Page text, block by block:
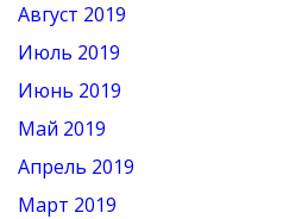
Август 2019
Июль 2019
Июнь 2019
Май 2019
Апрель 2019
Март 2019